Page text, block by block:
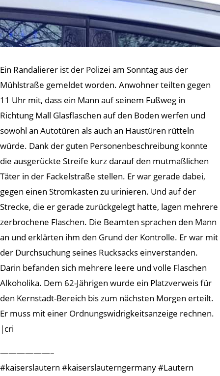
Ein Randalierer ist der Polizei am Sonntag aus der
Mühlstraße gemeldet worden. Anwohner teilten gegen
11 Uhr mit, dass ein Mann auf seinem Fußweg in
Richtung Mall Glasflaschen auf den Boden werfen und
sowohl an Autotüren als auch an Haustüren rütteln
würde. Dank der guten Personenbeschreibung konnte
die ausgerückte Streife kurz darauf den mutmaßlichen
Täter in der Fackelstraße stellen. Er war gerade dabei,
gegen einen Stromkasten zu urinieren. Und auf der
Strecke, die er gerade zurückgelegt hatte, lagen mehrere
zerbrochene Flaschen. Die Beamten sprachen den Mann
an und erklärten ihm den Grund der Kontrolle. Er war mit
der Durchsuchung seines Rucksacks einverstanden.
Darin befanden sich mehrere leere und volle Flaschen
Alkoholika. Dem 62-Jährigen wurde ein Platzverweis für
den Kernstadt-Bereich bis zum nächsten Morgen erteilt.
Er muss mit einer Ordnungswidrigkeitsanzeige rechnen.
|cri
——————–
#kaiserslautern #kaiserslauterngermany #Lautern